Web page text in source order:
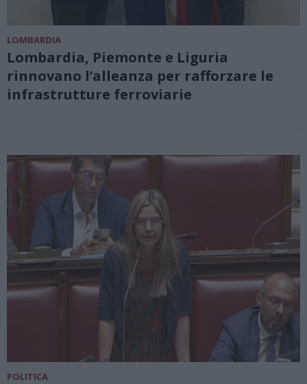
LOMBARDIA
Lombardia, Piemonte e Liguria
rinnovano l’alleanza per rafforzare le
infrastrutture ferroviarie
POLITICA